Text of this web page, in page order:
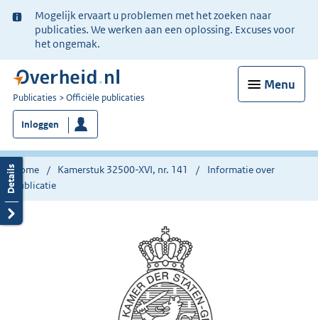
Ter
informatie:
Mogelijk ervaart u problemen met het zoeken naar
publicaties. We werken aan een oplossing. Excuses voor
het ongemak.
Menu
U
bent
nu
hier:
Publicaties Officiële publicaties
Inloggen
Home Kamerstuk 32500-XVI, nr. 141
Informatie over
publicatie